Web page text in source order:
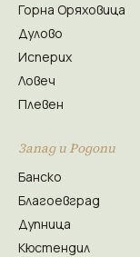
Горна Оряховица
Дулово
Исперих
Ловеч
Плевен
Запад и Родопи
Банско
Благоевград
Дупница
Кюстендил